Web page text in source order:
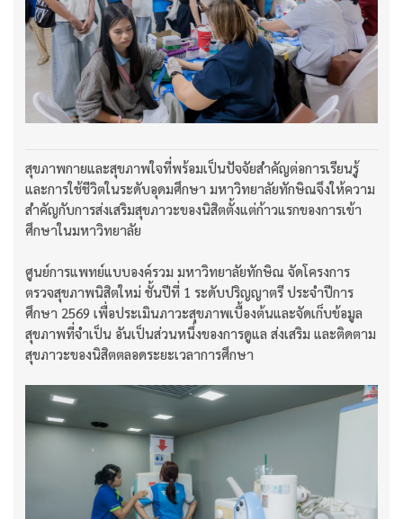
สุขภาพกายและสุขภาพใจที่พร้อมเป็นปัจจัยสำคัญต่อการเรียนรู้
และการใช้ชีวิตในระดับอุดมศึกษา มหาวิทยาลัยทักษิณจึงให้ความ
สำคัญกับการส่งเสริมสุขภาวะของนิสิตตั้งแต่ก้าวแรกของการเข้า
ศึกษาในมหาวิทยาลัย
ศูนย์การแพทย์แบบองค์รวม มหาวิทยาลัยทักษิณ จัดโครงการ
ตรวจสุขภาพนิสิตใหม่ ชั้นปีที่ 1 ระดับปริญญาตรี ประจำปีการ
ศึกษา 2569 เพื่อประเมินภาวะสุขภาพเบื้องต้นและจัดเก็บข้อมูล
สุขภาพที่จำเป็น อันเป็นส่วนหนึ่งของการดูแล ส่งเสริม และติดตาม
สุขภาวะของนิสิตตลอดระยะเวลาการศึกษา